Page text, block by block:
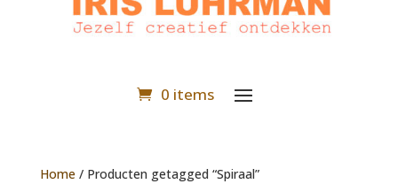
0 items
Home/ Producten getagged “Spiraal”